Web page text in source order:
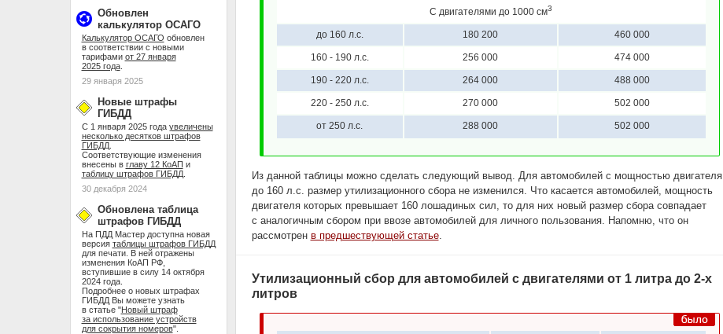
Обновлен
калькулятор ОСАГО
Калькулятор ОСАГО обновлен
в соответствии с новыми
тарифами от 27 января
2025 года.
29 января 2025
Новые штрафы
ГИБДД
С 1 января 2025 года увеличены
несколько десятков штрафов
ГИБДД.
Соответствующие изменения
внесены в главу 12 КоАП и
таблицу штрафов ГИБДД.
30 декабря 2024
Обновлена таблица
штрафов ГИБДД
На ПДД Мастер доступна новая
версия таблицы штрафов ГИБДД
для печати. В ней отражены
изменения КоАП РФ,
вступившие в силу 14 октября
2024 года.
Подробнее о новых штрафах
ГИБДД Вы можете узнать
в статье "Новый штраф
за использование устройств
для сокрытия номеров".
С двигателями до 1000 см3
до 160 л.с. 180 200 460 000
160 - 190 л.с. 256 000 474 000
190 - 220 л.с. 264 000 488 000
220 - 250 л.с. 270 000 502 000
от 250 л.с. 288 000 502 000
Из данной таблицы можно сделать следующий вывод. Для автомобилей с мощностью двигателя
до 160 л.с. размер утилизационного сбора не изменился. Что касается автомобилей, мощность
двигателя которых превышает 160 лошадиных сил, то для них новый размер сбора совпадает
с аналогичным сбором при ввозе автомобилей для личного пользования. Напомню, что он
рассмотрен в предшествующей статье.
Утилизационный сбор для автомобилей с двигателями от 1 литра до 2-х
литров